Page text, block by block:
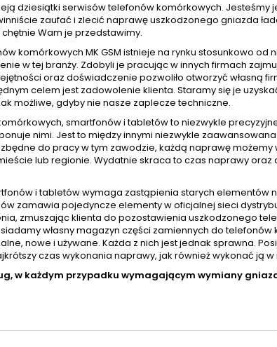
dziesiątki serwisów telefonów komórkowych. Jesteśmy
zaufać i zlecić naprawę uszkodzonego gniazda
Wam je przedstawimy.
komórkowych MK GSM istnieje na rynku stosunkowo od
w tej branży. Zdobyli je pracując w innych firmach
oraz doświadczenie pozwoliło otworzyć własną
celem jest zadowolenie klienta. Staramy się je
możliwe, gdyby nie nasze zaplecze techniczne.
smartfonów i tabletów to niezwykle
nimi. Jest to między innymi niezwykle
do pracy w tym zawodzie, każdą naprawę możemy
lub regionie. Wydatnie skraca to czas naprawy oraz
i tabletów wymaga zastąpienia starych elementów
zamawia pojedyncze elementy w oficjalnej sieci
zmuszając klienta do pozostawienia uszkodzonego
własny magazyn części zamiennych do
nowe i używane. Każda z nich jest jednak sprawna.
czas wykonania naprawy, jak również wykonać ją w
w każdym przypadku wymagającym wymiany